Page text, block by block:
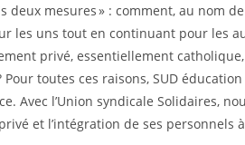
deux mesures » : comment, au nom
les uns tout en continuant pour les
privé, essentiellement
Pour toutes ces raisons, SUD
Avec l’Union syndicale Solidaires,
et l’intégration de ses personnels